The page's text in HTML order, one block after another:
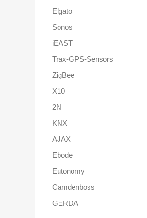
Elgato
Sonos
iEAST
Trax-GPS-Sensors
ZigBee
X10
2N
KNX
AJAX
Ebode
Eutonomy
Camdenboss
GERDA